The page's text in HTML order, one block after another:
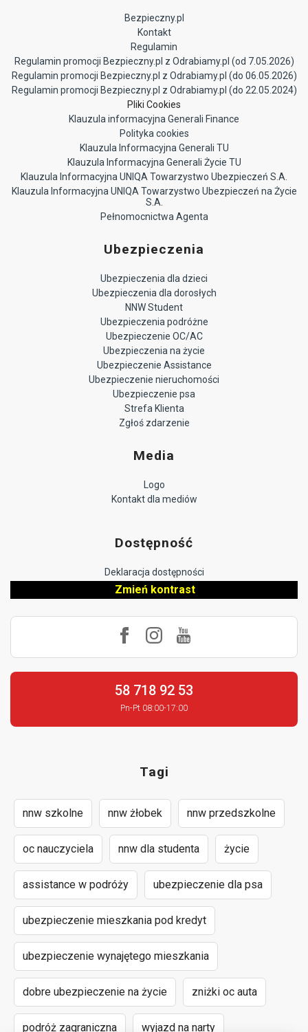
Bezpieczny.pl
Kontakt
Regulamin
Regulamin promocji Bezpieczny.pl z Odrabiamy.pl (od 7.05.2026)
Regulamin promocji Bezpieczny.pl z Odrabiamy.pl (do 06.05.2026)
Regulamin promocji Bezpieczny.pl z Odrabiamy.pl (do 22.05.2024)
Pliki Cookies
Klauzula informacyjna Generali Finance
Polityka cookies
Klauzula Informacyjna Generali TU
Klauzula Informacyjna Generali Życie TU
Klauzula Informacyjna UNIQA Towarzystwo Ubezpieczeń S.A.
Klauzula Informacyjna UNIQA Towarzystwo Ubezpieczeń na Życie
S.A.
Pełnomocnictwa Agenta
Ubezpieczenia
Ubezpieczenia dla dzieci
Ubezpieczenia dla dorosłych
NNW Student
Ubezpieczenia podróżne
Ubezpieczenie OC/AC
Ubezpieczenia na życie
Ubezpieczenie Assistance
Ubezpieczenie nieruchomości
Ubezpieczenie psa
Strefa Klienta
Zgłoś zdarzenie
Media
Logo
Kontakt dla mediów
Dostępność
Deklaracja dostępności
Zmień kontrast
58 718 92 53
Pn-Pt 08:00-17:00
Tagi
nnw szkolne nnw żłobek nnw przedszkolne
oc nauczyciela nnw dla studenta życie
assistance w podróży ubezpieczenie dla psa
ubezpieczenie mieszkania pod kredyt
ubezpieczenie wynajętego mieszkania
dobre ubezpieczenie na życie zniżki oc auta
podróż zagraniczna wyjazd na narty